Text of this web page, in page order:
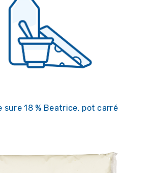
sure 18 % Beatrice, pot carré